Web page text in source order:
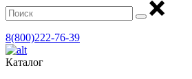
8(800)222-76-39
Каталог